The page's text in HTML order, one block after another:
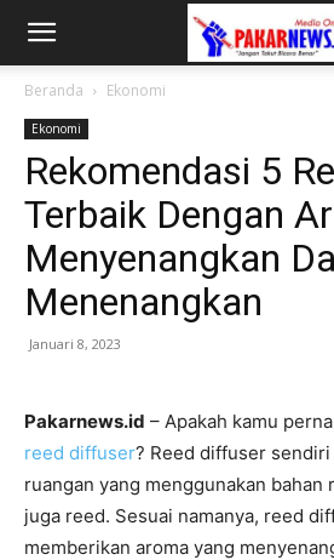
Beranda Ekonomi
Ekonomi
Rekomendasi 5
Terbaik Dengan
Menyenangkan
Menenangkan
Januari 8, 2023
Pakarnews.id – Apakah kamu
reed diffuser? Reed diffuser
ruangan yang menggunakan bahan
juga reed. Sesuai namanya, reed
memberikan aroma yang